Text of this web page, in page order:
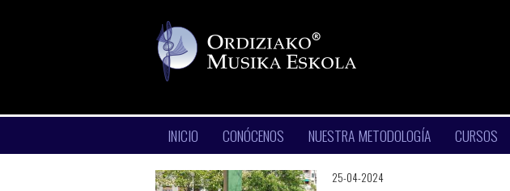
INICIO CONÓCENOS NUESTRA METODOLOGÍA CURSOS
25-04-2024